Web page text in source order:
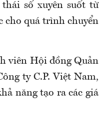
số xuyên suốt từ
cho quá trình chuyển
viên Hội đồng Quản
ty C.P. Việt Nam,
năng tạo ra các giá